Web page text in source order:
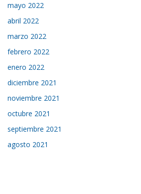
mayo 2022
abril 2022
marzo 2022
febrero 2022
enero 2022
diciembre 2021
noviembre 2021
octubre 2021
septiembre 2021
agosto 2021